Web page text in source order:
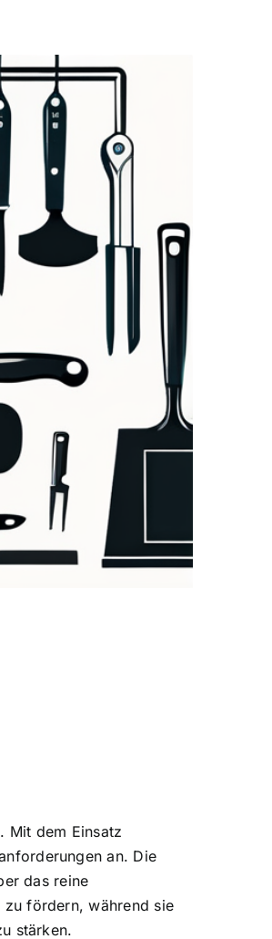
Mit dem Einsatz
an. Die
das reine
zu fördern, während sie
stärken.